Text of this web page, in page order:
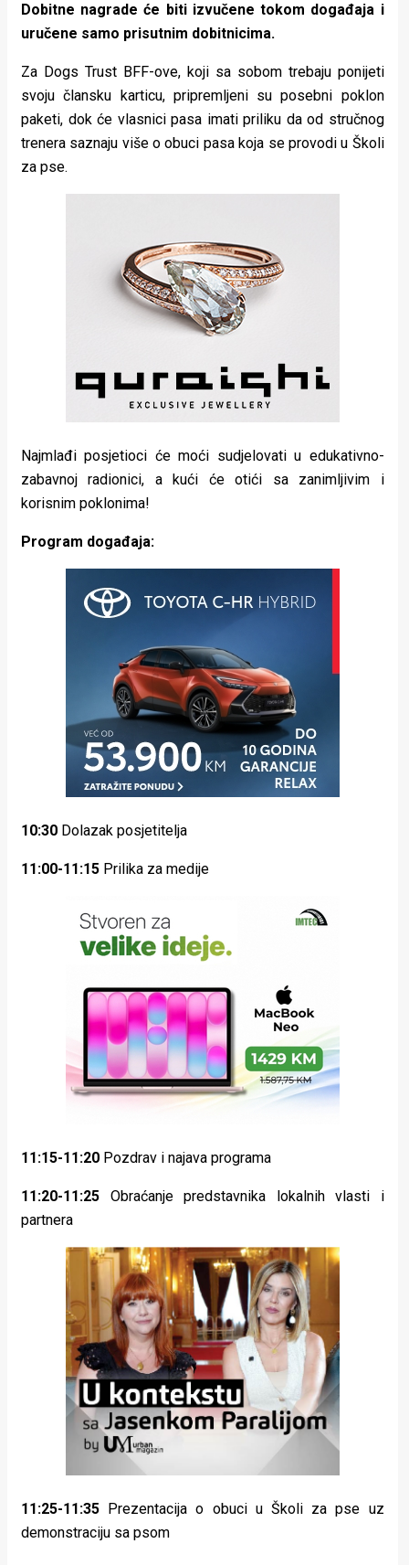
Dobitne nagrade će biti izvučene tokom događaja i
uručene samo prisutnim dobitnicima.
Za Dogs Trust BFF-ove, koji sa sobom trebaju ponijeti
svoju člansku karticu, pripremljeni su posebni poklon
paketi, dok će vlasnici pasa imati priliku da od stručnog
trenera saznaju više o obuci pasa koja se provodi u Školi
za pse.
Najmlađi posjetioci će moći sudjelovati u edukativno-
zabavnoj radionici, a kući će otići sa zanimljivim i
korisnim poklonima!
Program događaja:
10:30 Dolazak posjetitelja
11:00-11:15 Prilika za medije
11:15-11:20 Pozdrav i najava programa
11:20-11:25 Obraćanje predstavnika lokalnih vlasti i
partnera
11:25-11:35 Prezentacija o obuci u Školi za pse uz
demonstraciju sa psom